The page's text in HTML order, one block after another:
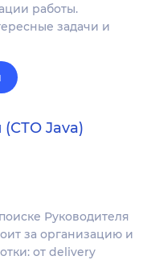
работы.
задачи и
(СТО Java)
Руководителя
за организацию и
от delivery